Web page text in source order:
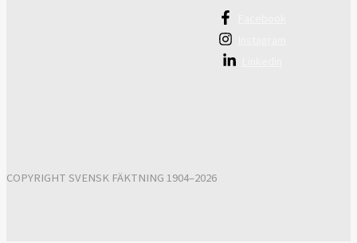
COPYRIGHT SVENSK FÄKTNING 1904–2026